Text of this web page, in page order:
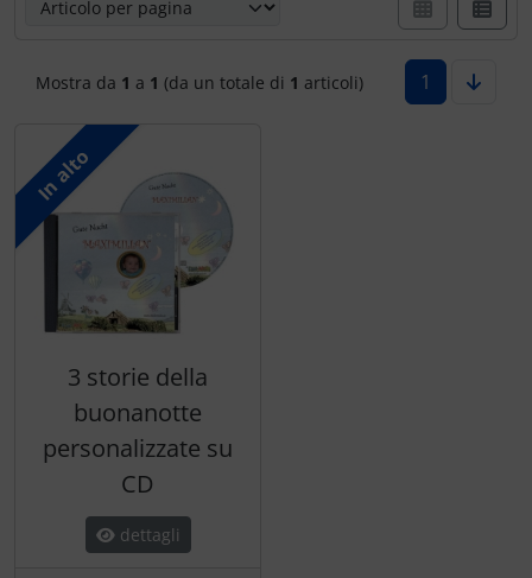
Mostra da 1 a 1 (da un totale di 1 articoli) 1
In alto
3 storie della
buonanotte
personalizzate su
CD
dettagli